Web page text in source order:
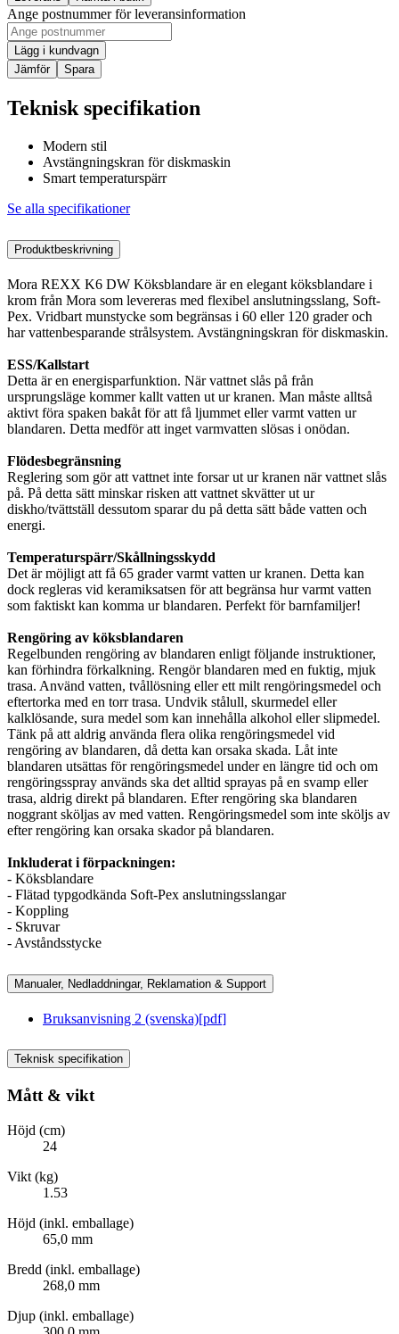
Ange postnummer för leveransinformation
Lägg i kundvagn
Jämför
Spara
Teknisk specifikation
Modern stil
Avstängningskran för diskmaskin
Smart temperaturspärr
Se alla specifikationer
Produktbeskrivning
Mora REXX K6 DW Köksblandare är en elegant köksblandare i
krom från Mora som levereras med flexibel anslutningsslang, Soft-
Pex. Vridbart munstycke som begränsas i 60 eller 120 grader och
har vattenbesparande strålsystem. Avstängningskran för diskmaskin.
ESS/Kallstart
Detta är en energisparfunktion. När vattnet slås på från
ursprungsläge kommer kallt vatten ut ur kranen. Man måste alltså
aktivt föra spaken bakåt för att få ljummet eller varmt vatten ur
blandaren. Detta medför att inget varmvatten slösas i onödan.
Flödesbegränsning
Reglering som gör att vattnet inte forsar ut ur kranen när vattnet slås
på. På detta sätt minskar risken att vattnet skvätter ut ur
diskho/tvättställ dessutom sparar du på detta sätt både vatten och
energi.
Temperaturspärr/Skållningsskydd
Det är möjligt att få 65 grader varmt vatten ur kranen. Detta kan
dock regleras vid keramiksatsen för att begränsa hur varmt vatten
som faktiskt kan komma ur blandaren. Perfekt för barnfamiljer!
Rengöring av köksblandaren
Regelbunden rengöring av blandaren enligt följande instruktioner,
kan förhindra förkalkning. Rengör blandaren med en fuktig, mjuk
trasa. Använd vatten, tvållösning eller ett milt rengöringsmedel och
eftertorka med en torr trasa. Undvik stålull, skurmedel eller
kalklösande, sura medel som kan innehålla alkohol eller slipmedel.
Tänk på att aldrig använda flera olika rengöringsmedel vid
rengöring av blandaren, då detta kan orsaka skada. Låt inte
blandaren utsättas för rengöringsmedel under en längre tid och om
rengöringsspray används ska det alltid sprayas på en svamp eller
trasa, aldrig direkt på blandaren. Efter rengöring ska blandaren
noggrant sköljas av med vatten. Rengöringsmedel som inte sköljs av
efter rengöring kan orsaka skador på blandaren.
Inkluderat i förpackningen:
- Köksblandare
- Flätad typgodkända Soft-Pex anslutningsslangar
- Koppling
- Skruvar
- Avståndsstycke
Manualer, Nedladdningar, Reklamation & Support
Bruksanvisning 2 (svenska)[pdf]
Teknisk specifikation
Mått & vikt
Höjd (cm)
24
Vikt (kg)
1.53
Höjd (inkl. emballage)
65,0 mm
Bredd (inkl. emballage)
268,0 mm
Djup (inkl. emballage)